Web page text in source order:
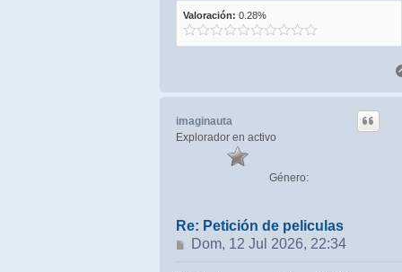
Valoración: 0.28%
imaginauta
Explorador en activo
Género:
Re: Petición de peliculas
Mensaje
Dom, 12 Jul 2026, 22:34